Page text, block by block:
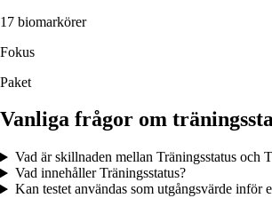
17 biomarkörer
Fokus
Paket
Vanliga frågor om
Vad är skillnaden mellan Träningsstatus och
Vad innehåller Träningsstatus?
Kan testet användas som utgångsvärde inför